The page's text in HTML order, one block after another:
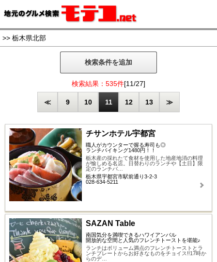
>> 栃木県北部
検索条件を追加
検索結果：535件[11/27]
≪ 9 10 11 12 13 ≫
チサンホテル宇都宮
職人がカウンターで握る寿司も◎
ランチバイキング1480円！！
栃木産の採れたて食材を使用した地産地消の料理
が愉しめる名店。日替わりのランチや【土日】限
定のランチバ…
栃木県宇都宮市駅前通り3-2-3
028-634-5211
SAZAN Table
南国気分を満喫できるハワイアンバル
開放的な空間と人気のフレンチトーストを堪能♪
ランチはボリューム満点のフレンチトーストとラ
ンチプレートからお好きなものをチョイス!!17時か
らのデ…